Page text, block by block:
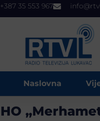
+387 35 553 967
Naslovna
HO